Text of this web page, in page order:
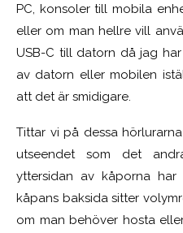
PC, konsoler till mobila
eller om man hellre vill
USB-C till datorn då jag
av datorn eller mobilen
att det är smidigare.
Tittar vi på dessa
utseendet som det
yttersidan av kåporna
kåpans baksida sitter
om man behöver hosta